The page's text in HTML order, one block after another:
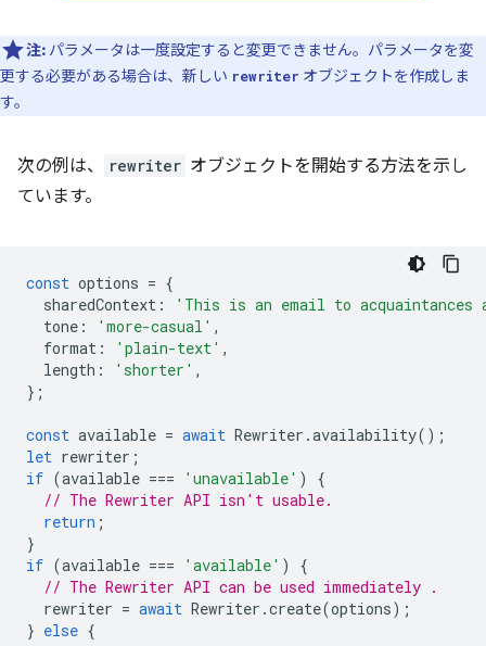
注: パラメータは一度設定すると変更できません。パラメータを変
更する必要がある場合は、新しい rewriter オブジェクトを作成しま
す。
次の例は、 rewriter オブジェクトを開始する方法を示し
ています。
const options = {
sharedContext :
'This is an email to acquaintances
tone : 'more-casual' ,
format : 'plain-text' ,
length : 'shorter' ,
};
const available = await Rewriter .availability();
let rewriter ;
if (available === 'unavailable' )
{
// The Rewriter API isn't usable.
return ;
}
if (available === 'available' )
{
// The Rewriter API can be used immediately .
rewriter = await Rewriter .create(options);
} else {